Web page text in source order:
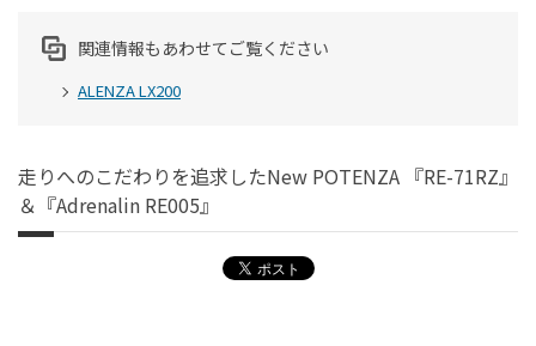
関連情報もあわせてご覧ください
ALENZA LX200
走りへのこだわりを追求したNew POTENZA 『RE-71RZ』
＆『Adrenalin RE005』